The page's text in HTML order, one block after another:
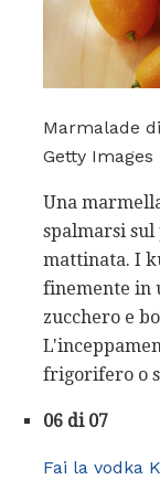
Marmalade
Getty Images
Una
spalmarsi
mattinata. I
finemente in
zucchero e
frigorifero o
06 di 07
Fai la vodka